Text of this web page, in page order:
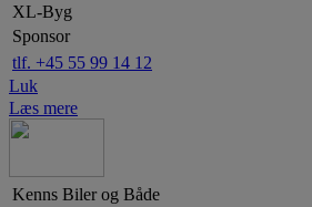
XL-Byg
Sponsor
tlf. +45 55 99 14 12
Luk
Læs mere
Kenns Biler og Både